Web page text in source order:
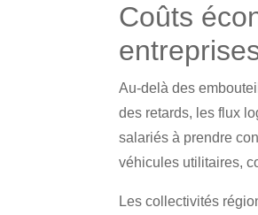
Coûts
Au-delà des
des retards, les flux
salariés à prendre
véhicules utilitaires,
Les collectivités